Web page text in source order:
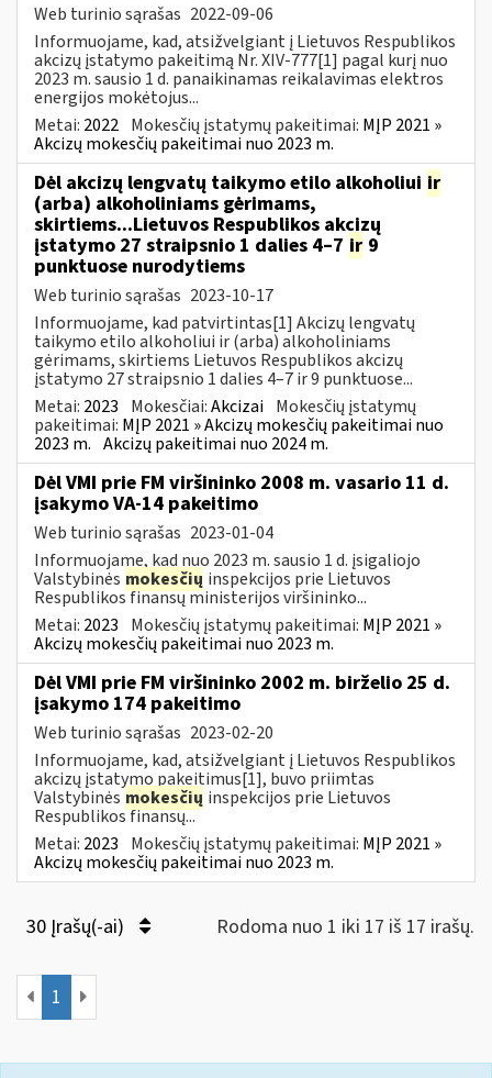
Web turinio sąrašas 2022-09-06
Informuojame, kad, atsižvelgiant į Lietuvos Respublikos
akcizų įstatymo pakeitimą Nr. XIV-777[1] pagal kurį nuo
2023 m. sausio 1 d. panaikinamas reikalavimas elektros
energijos mokėtojus...
Metai: 2022 Mokesčių įstatymų pakeitimai: MĮP 2021 »
Akcizų mokesčių pakeitimai nuo 2023 m.
Dėl akcizų lengvatų taikymo etilo alkoholiui ir
(arba) alkoholiniams gėrimams,
skirtiems...Lietuvos Respublikos akcizų
įstatymo 27 straipsnio 1 dalies 4–7 ir 9
punktuose nurodytiems
Web turinio sąrašas 2023-10-17
Informuojame, kad patvirtintas[1] Akcizų lengvatų
taikymo etilo alkoholiui ir (arba) alkoholiniams
gėrimams, skirtiems Lietuvos Respublikos akcizų
įstatymo 27 straipsnio 1 dalies 4–7 ir 9 punktuose...
Metai: 2023 Mokesčiai:Akcizai Mokesčių įstatymų
pakeitimai: MĮP 2021 » Akcizų mokesčių pakeitimai nuo
2023 m. Akcizų pakeitimai nuo 2024 m.
Dėl VMI prie FM viršininko 2008 m. vasario 11 d.
įsakymo VA-14 pakeitimo
Web turinio sąrašas 2023-01-04
Informuojame, kad nuo 2023 m. sausio 1 d. įsigaliojo
Valstybinės mokesčių inspekcijos prie Lietuvos
Respublikos finansų ministerijos viršininko...
Metai: 2023 Mokesčių įstatymų pakeitimai: MĮP 2021 »
Akcizų mokesčių pakeitimai nuo 2023 m.
Dėl VMI prie FM viršininko 2002 m. birželio 25 d.
įsakymo 174 pakeitimo
Web turinio sąrašas 2023-02-20
Informuojame, kad, atsižvelgiant į Lietuvos Respublikos
akcizų įstatymo pakeitimus[1], buvo priimtas
Valstybinės mokesčių inspekcijos prie Lietuvos
Respublikos finansų...
Metai: 2023 Mokesčių įstatymų pakeitimai: MĮP 2021 »
Akcizų mokesčių pakeitimai nuo 2023 m.
30 Įrašų(-ai) Rodoma nuo 1 iki 17 iš 17 irašų.
1